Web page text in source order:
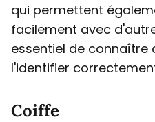
qui permettent
facilement avec
essentiel de connaître
l'identifier
Coiffe